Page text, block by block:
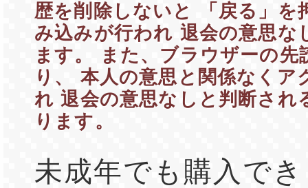
歴を削除しないと 「戻る」を
み込みが行われ 退会の意思な
ます。 また、ブラウザーの先
り、 本人の意思と関係なくア
れ 退会の意思なしと判断され
ります。
未成年でも購入で